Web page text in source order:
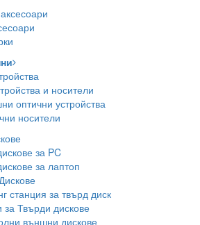
и носители
оптични устройства
носители
за PC
за лаптоп
станция за твърд диск
за Твърди дискове
външни дискове